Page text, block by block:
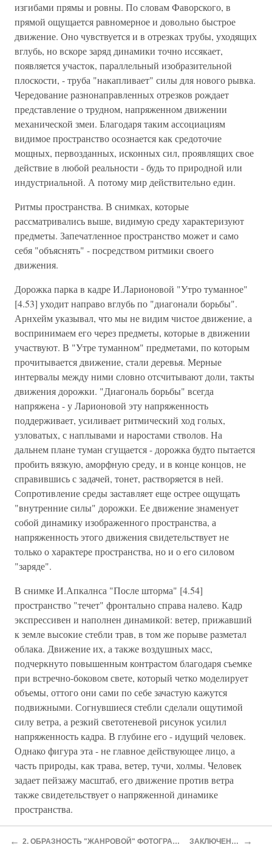
изгибами прямы и ровны. По словам Фаворского, в
прямой ощущается равномерное и довольно быстрое
движение. Оно чувствуется и в отрезках трубы, уходящих
вглубь, но вскоре заряд динамики точно иссякает,
появляется участок, параллельный изобразительной
плоскости, - труба "накапливает" силы для нового рывка.
Чередование разнонаправленных отрезков рождает
представление о трудном, напряженном движении
механической змеи. Благодаря таким ассоциациям
видимое пространство осознается как средоточие
мощных, первозданных, исконных сил, проявлящих свое
действие в любой реальности - будь то природной или
индустриальной. А потому мир действительно един.
Ритмы пространства. В снимках, которые
рассматривались выше, видимую среду характеризуют
предметы. Запечатленное пространство может и само
себя "объяснять" - посредством ритмики своего
движения.
Дорожка парка в кадре И.Ларионовой "Утро туманное"
[4.53] уходит направо вглубь по "диагонали борьбы".
Арнхейм указывал, что мы не видим чистое движение, а
воспринимаем его через предметы, которые в движении
участвуют. В "Утре туманном" предметами, по которым
прочитывается движение, стали деревья. Мерные
интервалы между ними словно отсчитывают доли, такты
движения дорожки. "Диагональ борьбы" всегда
напряжена - у Ларионовой эту напряженность
поддерживает, усиливает ритмический ход голых,
узловатых, с наплывами и наростами стволов. На
дальнем плане туман сгущается - дорожка будто пытается
пробить вязкую, аморфную среду, и в конце концов, не
справившись с задачей, тонет, растворяется в ней.
Сопротивление среды заставляет еще острее ощущать
"внутренние силы" дорожки. Ее движение знаменует
собой динамику изображенного пространства, а
напряженность этого движения свидетельствует не
только о характере пространства, но и о его силовом
"заряде".
В снимке И.Апкалнса "После шторма" [4.54]
пространство "течет" фронтально справа налево. Кадр
экспрессивен и наполнен динамикой: ветер, прижавший
к земле высокие стебли трав, в том же порыве разметал
облака. Движение их, а также воздушных масс,
подчеркнуто повышенным контрастом благодаря съемке
при встречно-боковом свете, который четко моделирует
объемы, оттого они сами по себе зачастую кажутся
подвижными. Согнувшиеся стебли сделали ощутимой
силу ветра, а резкий светотеневой рисунок усилил
напряженность кадра. В глубине его - идущий человек.
Однако фигура эта - не главное действующее лицо, а
часть природы, как трава, ветер, тучи, холмы. Человек
задает пейзажу масштаб, его движение против ветра
также свидетельствует о напряженной динамике
пространства.
перемещается и зрительский взгляд. А. Федоров-Давыдов
← 2. ОБРАЗНОСТЬ "ЖАНРОВОЙ" ФОТОГРАфИИ ЗАКЛЮЧЕНИЕ →